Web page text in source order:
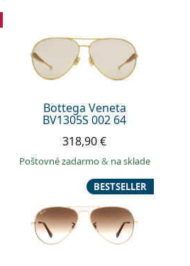
Bottega Veneta
BV1305S 002 64
318,90 €
Poštovné zadarmo& na sklade
BESTSELLER